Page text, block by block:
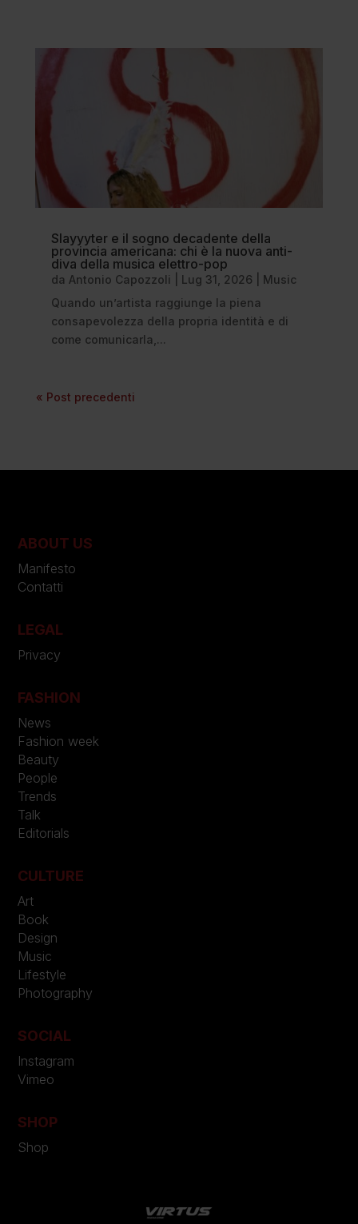
Slayyyter e il sogno decadente della
provincia americana: chi è la nuova anti-
diva della musica elettro-pop
da Antonio Capozzoli Lug 31, 2026
Music
Quando un’artista raggiunge la piena
consapevolezza della propria identità e di
come comunicarla,...
« Post precedenti
ABOUT US
Manifesto
Contatti
LEGAL
Privacy
FASHION
News
Fashion week
Beauty
People
Trends
Talk
Editorials
CULTURE
Art
Book
Design
Music
Lifestyle
Photography
SOCIAL
Instagram
Vimeo
SHOP
Shop